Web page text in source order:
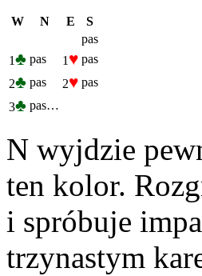
W N E
S
pas
1♣ pas 1 ♥ pas
2♣ pas 2♥ pas
3♣ pas…
N wyjdzie
ten kolor.
i spróbuje
trzynastym